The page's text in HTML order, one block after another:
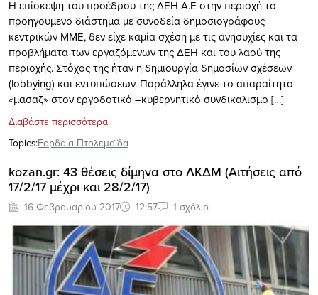
Η επίσκεψη του προέδρου της ΔΕΗ Α.Ε στην περιοχή το
προηγούμενο διάστημα με συνοδεία δημοσιογράφους
κεντρικών ΜΜΕ, δεν είχε καμία σχέση με τις ανησυχίες και τα
προβλήματα των εργαζόμενων της ΔΕΗ και του λαού της
περιοχής. Στόχος της ήταν η δημιουργία δημοσίων σχέσεων
(lobbying) και εντυπώσεων. Παράλληλα έγινε το απαραίτητο
«μασαζ» στον εργοδοτικό –κυβερνητικό συνδικαλισμό […]
Διαβάστε περισσότερα
Topics:Εορδαία Πτολεμαΐδα
kozan.gr: 43 θέσεις δίμηνα στο ΛΚΔΜ (Αιτήσεις από
17/2/17 μέχρι και 28/2/17)
16 Φεβρουαρίου 2017 12:57 1 σχόλιο